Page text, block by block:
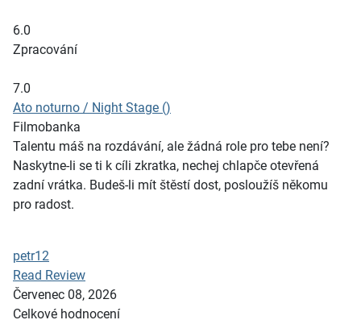
6.0
Zpracování
7.0
Ato noturno / Night Stage ()
Filmobanka
Talentu máš na rozdávání, ale žádná role pro tebe není?
Naskytne-li se ti k cíli zkratka, nechej chlapče otevřená
zadní vrátka. Budeš-li mít štěstí dost, posloužíš někomu
pro radost.
petr12
Read Review
Červenec 08, 2026
Celkové hodnocení